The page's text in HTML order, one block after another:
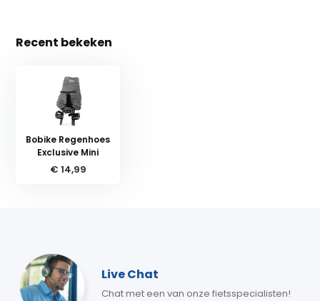
Recent bekeken
Bobike Regenhoes
Exclusive Mini
€ 14,99
Live Chat
Chat met een van onze fietsspecialisten!